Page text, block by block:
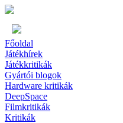
Főoldal
Játékhírek
Játékkritikák
Gyártói blogok
Hardware kritikák
DeepSpace
Filmkritikák
Kritikák